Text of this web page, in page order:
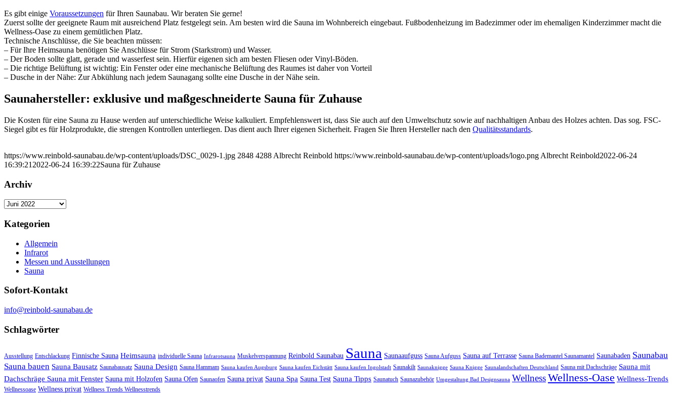
Es gibt einige Voraussetzungen für Ihren Saunabau. Wir beraten Sie gerne!
Zuerst sollte der geeignete Raum mit ausreichend Platz festgelegt sein. Am besten wird die Sauna im Wohnbereich eingebaut. Fußbodenheizung im Badezimmer oder im ehemaligen Kinderzimmer macht die
Wellness-Oase zu einem gemütlichen Platz.
Technische Anschlüsse, die Sie beachten müssen:
– Für Ihre Heimsauna benötigen Sie Anschlüsse für Strom (Starkstrom) und Wasser.
– Der Boden sollte glatt, gerade und wasserfest sein. Hierfür eigenen sich am besten Fliesen oder Vinyl-Böden.
– Die richtige Belüftung ist wichtig: Ein Fenster oder eine mechanische Belüftung des Raumes ist daher von Vorteil
– Dusche in der Nähe: Zur Abkühlung nach jedem Saunagang sollte eine Dusche in der Nähe sein.
Saunahersteller: exklusive und maßgeschneiderte Sauna für Zuhause
Die Kosten für eine Sauna zu Hause werden auf unterschiedliche Weise kalkuliert. Empfehlenswert ist, dass Sie auch auf den Umweltschutz sowie auf nachhaltigen Anbau des Holzes achten. Das sog. FSC-
Siegel gibt es für Holzprodukte, die strengen Kontrollen unterliegen. Das dient auch Ihrer eigenen Sicherheit. Fragen Sie Ihren Hersteller nach den Qualitätsstandards.
https://www.reinbold-saunabau.de/wp-content/uploads/DSC_0029-1.jpg 2848 4288 Albrecht Reinbold https://www.reinbold-saunabau.de/wp-content/uploads/logo.png Albrecht Reinbold2022-06-24
16:39:21 2022-06-24 16:39:22Sauna für Zuhause
Archiv
Archiv
Kategorien
Allgemein
Infrarot
Messen und Ausstellungen
Sauna
Sofort-Kontakt
info@reinbold-saunabau.de
Schlagwörter
Ausstellung Entschlackung Finnische Sauna Heimsauna individuelle Sauna Infrarotsauna Muskelverspannung Reinbold Saunabau Sauna Saunaaufguss Sauna Aufguss Sauna auf Terrasse Sauna Bademantel Saunamantel Saunabaden Saunabau
Sauna bauen Sauna Bausatz Saunabausatz Sauna Design Sauna Hammam Sauna kaufen Augsburg Sauna kaufen Eichstätt Sauna kaufen Ingolstadt Saunakilt Saunaknigge Sauna Knigge Saunalandschaften Deutschland Sauna mit Dachschräge Sauna mit
Dachschräge Sauna mit Fenster Sauna mit Holzofen Sauna Ofen Saunaofen Sauna privat Sauna Spa Sauna Test Sauna Tipps Saunatuch Saunazubehör Umgestaltung Bad Designsauna WellnessWellness-Oase Wellness-Trends
Wellnessoase Wellness privat Wellness Trends Wellnesstrends